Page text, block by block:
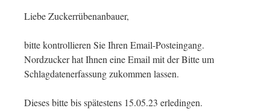
Liebe Zuckerrübenanbauer,
bitte kontrollieren Sie Ihren Email-Posteingang.
Nordzucker hat Ihnen eine Email mit der Bitte um
Schlagdatenerfassung zukommen lassen.
Dieses bitte bis spätestens 15.05.23 erledingen.